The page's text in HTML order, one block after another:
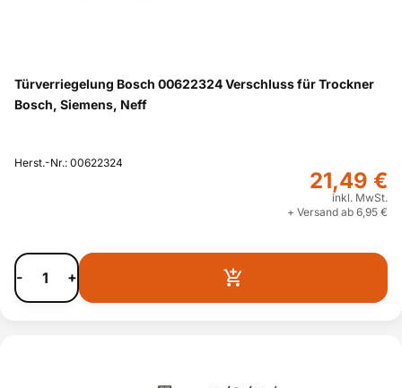
Türverriegelung Bosch 00622324 Verschluss für Trockner
Bosch, Siemens, Neff
Herst.-Nr.: 00622324
21,49 €
inkl. MwSt.
+ Versand ab 6,95 €
- +